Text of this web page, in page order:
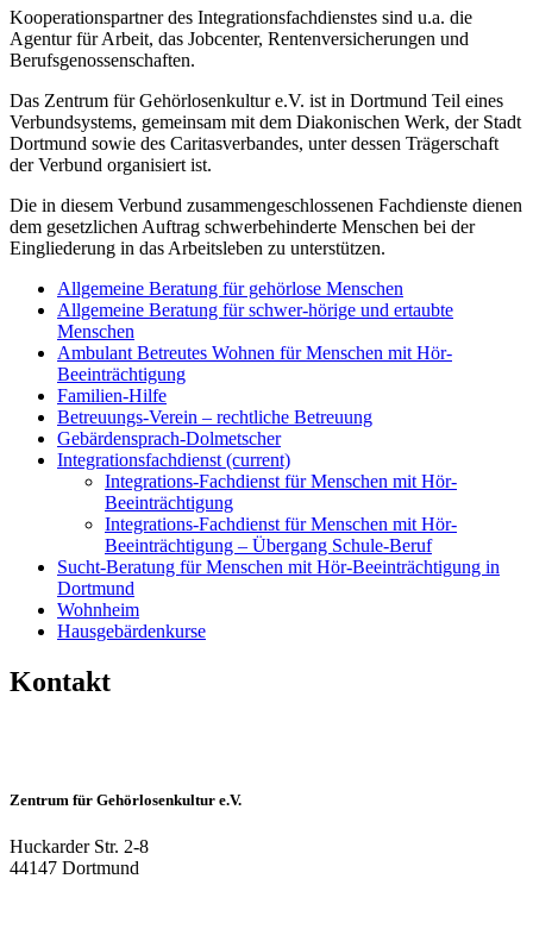
Kooperationspartner des Integrationsfachdienstes sind u.a. die
Agentur für Arbeit, das Jobcenter, Rentenversicherungen und
Berufsgenossenschaften.
Das Zentrum für Gehörlosenkultur e.V. ist in Dortmund Teil eines
Verbundsystems, gemeinsam mit dem Diakonischen Werk, der Stadt
Dortmund sowie des Caritasverbandes, unter dessen Trägerschaft
der Verbund organisiert ist.
Die in diesem Verbund zusammengeschlossenen Fachdienste dienen
dem gesetzlichen Auftrag schwerbehinderte Menschen bei der
Eingliederung in das Arbeitsleben zu unterstützen.
Allgemeine Beratung für gehörlose Menschen
Allgemeine Beratung für schwer-hörige und ertaubte
Menschen
Ambulant Betreutes Wohnen für Menschen mit Hör-
Beeinträchtigung
Familien-Hilfe
Betreuungs-Verein – rechtliche Betreuung
Gebärdensprach-Dolmetscher
Integrationsfachdienst (current)
Integrations-Fachdienst für Menschen mit Hör-
Beeinträchtigung
Integrations-Fachdienst für Menschen mit Hör-
Beeinträchtigung – Übergang Schule-Beruf
Sucht-Beratung für Menschen mit Hör-Beeinträchtigung in
Dortmund
Wohnheim
Hausgebärdenkurse
Kontakt
Zentrum für Gehörlosenkultur e.V.
Huckarder Str. 2-8
44147 Dortmund